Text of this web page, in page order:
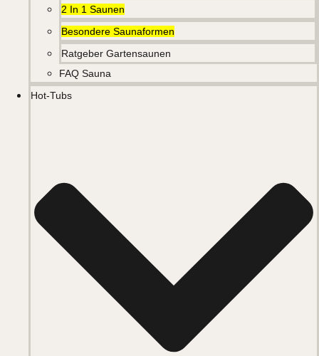
2 In 1 Saunen
Besondere Saunaformen
Ratgeber Gartensaunen
FAQ Sauna
Hot-Tubs